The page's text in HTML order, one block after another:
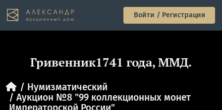
Войти / Регистрация
Гривенник1741 года, ММД.
Нумизматический
Аукцион №8 "99 коллекционных монет
Императорской России"